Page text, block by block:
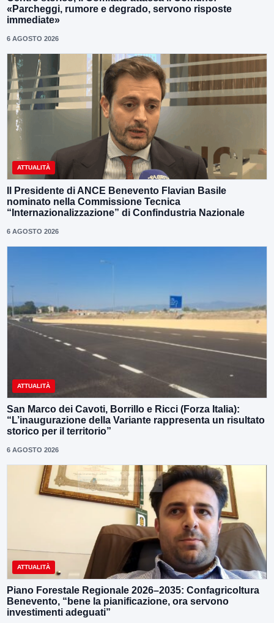
«Parcheggi, rumore e degrado, servono risposte
immediate»
6 AGOSTO 2026
ATTUALITÀ
Il Presidente di ANCE Benevento Flavian Basile
nominato nella Commissione Tecnica
“Internazionalizzazione” di Confindustria Nazionale
6 AGOSTO 2026
ATTUALITÀ
San Marco dei Cavoti, Borrillo e Ricci (Forza Italia):
“L’inaugurazione della Variante rappresenta un risultato
storico per il territorio”
6 AGOSTO 2026
ATTUALITÀ
Piano Forestale Regionale 2026–2035: Confagricoltura
Benevento, “bene la pianificazione, ora servono
investimenti adeguati”